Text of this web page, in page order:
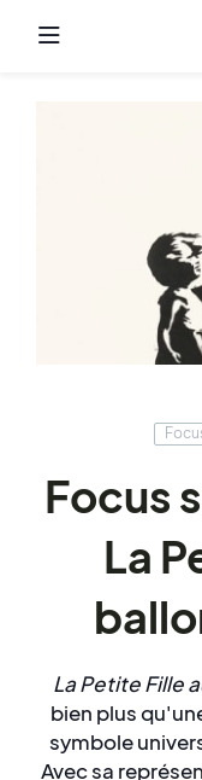
Focus
La
La Petite Fille
bien plus
symbole
Avec sa